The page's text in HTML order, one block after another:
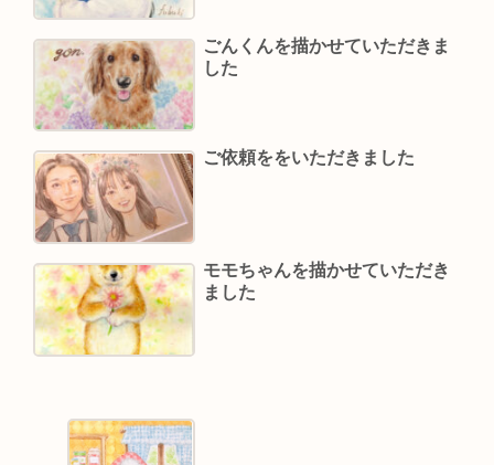
ごんくんを描かせていただきま
した
ご依頼ををいただきました
モモちゃんを描かせていただき
ました